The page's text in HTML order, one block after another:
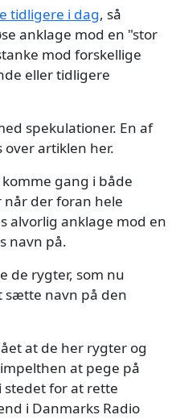
tidligere i dag, så
anklage mod en "stor
mod forskellige
eller tidligere
spekulationer. En af
over artiklen her.
gang i både
der foran hele
alvorlig anklage mod en
navn på.
de rygter, som nu
sætte navn på den
at de her rygter og
at pege på
for at rette
i Danmarks Radio